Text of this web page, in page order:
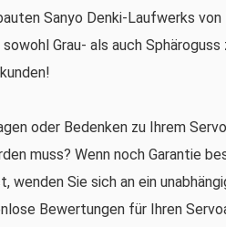
Sanyo Denki-Laufwerks
Grau- als auch
oder Bedenken zu Ihrem
muss? Wenn noch Garantie
wenden Sie sich an ein
Bewertungen für Ihren